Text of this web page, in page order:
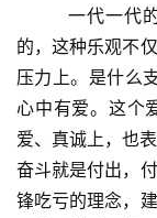
一代一代的华
的，这种乐观不
压力上。是什么
心中有爱。这个
爱、真诚上，也
奋斗就是付出，
锋吃亏的理念，